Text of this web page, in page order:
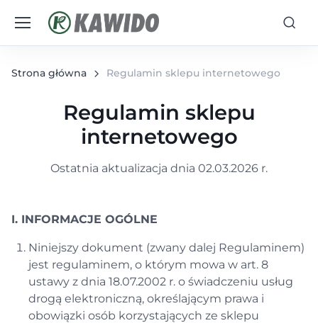
Strona główna Regulamin sklepu internetowego
Regulamin sklepu
internetowego
Ostatnia aktualizacja dnia 02.03.2026 r.
I. INFORMACJE OGÓLNE
Niniejszy dokument (zwany dalej Regulaminem)
jest regulaminem, o którym mowa w art. 8
ustawy z dnia 18.07.2002 r. o świadczeniu usług
drogą elektroniczną, określającym prawa i
obowiązki osób korzystających ze sklepu